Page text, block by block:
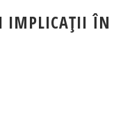
IMPLICAŢII ÎN